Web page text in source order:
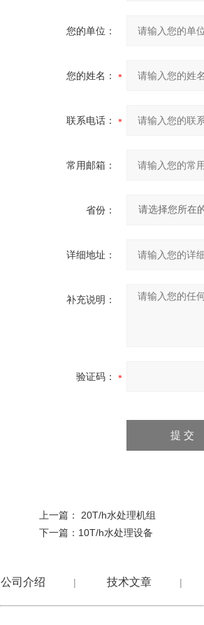
您的单位：
您的姓名：
联系电话：
常用邮箱：
省份：
详细地址：
补充说明：
验证码：
上一篇： 20T/h水处理机组
下一篇： 10T/h水处理设备
公司介绍 | 技术文章 |